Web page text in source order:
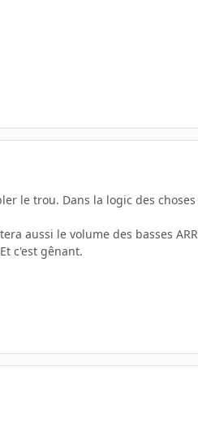
le trou. Dans la logic des
aussi le volume des basses
c'est gênant.